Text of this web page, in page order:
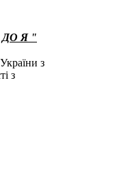
ДО Я "
з
з